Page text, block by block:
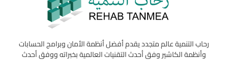
رحاب التنمية عالم متجدد يقدم أفضل أنظمة الأمان وبرامج الحسابات
وأنظمة الكاشير وفق أحدث التقنيات العالمية بخبراته ووفق أحدث